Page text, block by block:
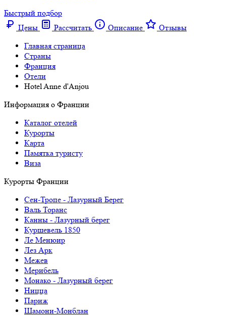
Быстрый подбор
Цены
Рассчитать Описание
Отзывы
Главная страница
Cтраны
Франция
Отели
Hotel Anne d'Anjou
Информация о Франции
Каталог отелей
Курорты
Карта
Памятка туристу
Виза
Курорты Франции
Cен-Тропе - Лазурный Берег
Валь Торанс
Канны - Лазурный берег
Куршевель 1850
Ле Менюир
Лез Арк
Межев
Мерибель
Монако - Лазурный берег
Ницца
Париж
Шамони-Монблан